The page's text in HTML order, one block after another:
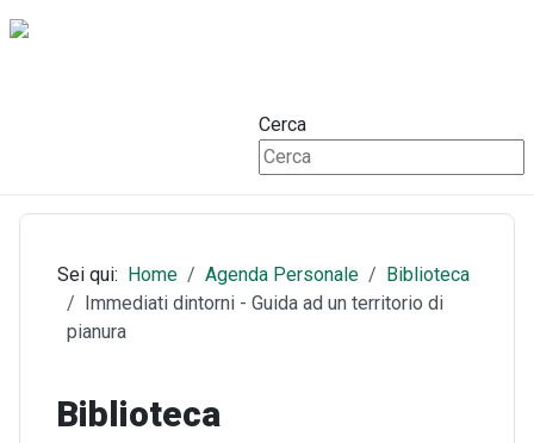
Cerca
Sei qui: Home Agenda Personale
Biblioteca
Immediati dintorni - Guida ad un territorio di
pianura
Biblioteca